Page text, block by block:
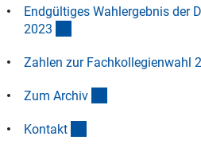
Endgültiges Wahlergebnis der
2023
Zahlen zur Fachkollegienwahl
Zum Archiv
Kontakt